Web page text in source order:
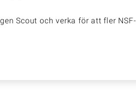
Scout och verka för att fler NSF-